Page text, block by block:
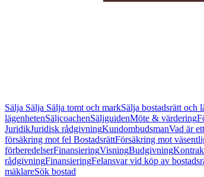
Sälja Sälja Sälja tomt och markSälja bostadsrätt och
lägenhetenSäljcoachenSäljguidenMöte & värdering
JuridikJuridisk rådgivningKundombudsmanVad är
försäkring mot fel BostadsrättFörsäkring mot
förberedelserFinansieringVisningBudgivning
rådgivningFinansieringFelansvar vid köp av
mäklareSök bostad